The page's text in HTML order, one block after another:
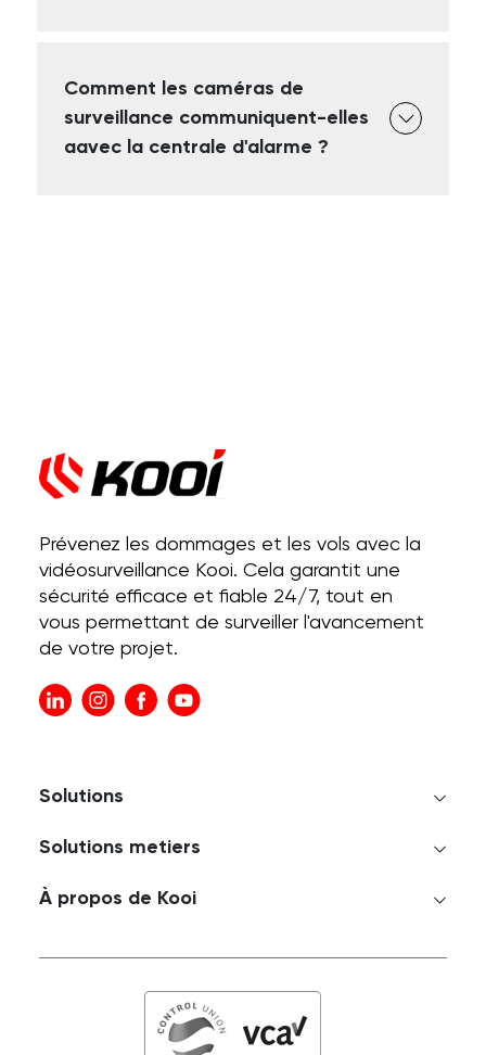
Comment les caméras de
surveillance communiquent-elles
aavec la centrale d'alarme ?
Prévenez les dommages et les vols avec la
vidéosurveillance Kooi. Cela garantit une
sécurité efficace et fiable 24/7, tout en
vous permettant de surveiller l'avancement
de votre projet.
Solutions
Solutions metiers
À propos de Kooi